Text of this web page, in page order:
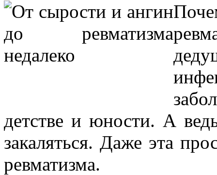
детстве и юности. А
закаляться. Даже эта
ревматизма.